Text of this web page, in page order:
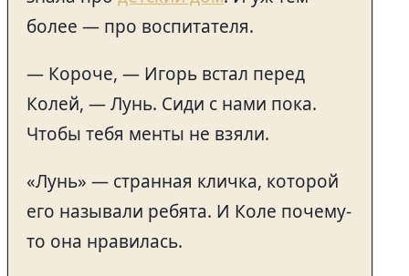
более — про воспитателя.
— Короче, — Игорь встал перед
Колей, — Лунь. Сиди с нами пока.
Чтобы тебя менты не взяли.
«Лунь» — странная кличка, которой
его называли ребята. И Коле почему-
то она нравилась.